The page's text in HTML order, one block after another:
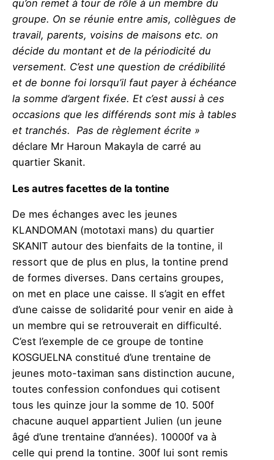
qu’on remet à tour de rôle à un membre du
groupe. On se réunie entre amis, collègues de
travail, parents, voisins de maisons etc. on
décide du montant et de la périodicité du
versement. C’est une question de crédibilité
et de bonne foi lorsqu’il faut payer à échéance
la somme d’argent fixée. Et c’est aussi à ces
occasions que les différends sont mis à tables
et tranchés. Pas de règlement écrite »
déclare Mr Haroun Makayla de carré au
quartier Skanit.
Les autres facettes de la tontine
De mes échanges avec les jeunes
KLANDOMAN (mototaxi mans) du quartier
SKANIT autour des bienfaits de la tontine, il
ressort que de plus en plus, la tontine prend
de formes diverses. Dans certains groupes,
on met en place une caisse. Il s’agit en effet
d’une caisse de solidarité pour venir en aide à
un membre qui se retrouverait en difficulté.
C’est l’exemple de ce groupe de tontine
KOSGUELNA constitué d’une trentaine de
jeunes moto-taximan sans distinction aucune,
toutes confession confondues qui cotisent
tous les quinze jour la somme de 10. 500f
chacune auquel appartient Julien (un jeune
âgé d’une trentaine d’années). 10000f va à
celle qui prend la tontine. 300f lui sont remis